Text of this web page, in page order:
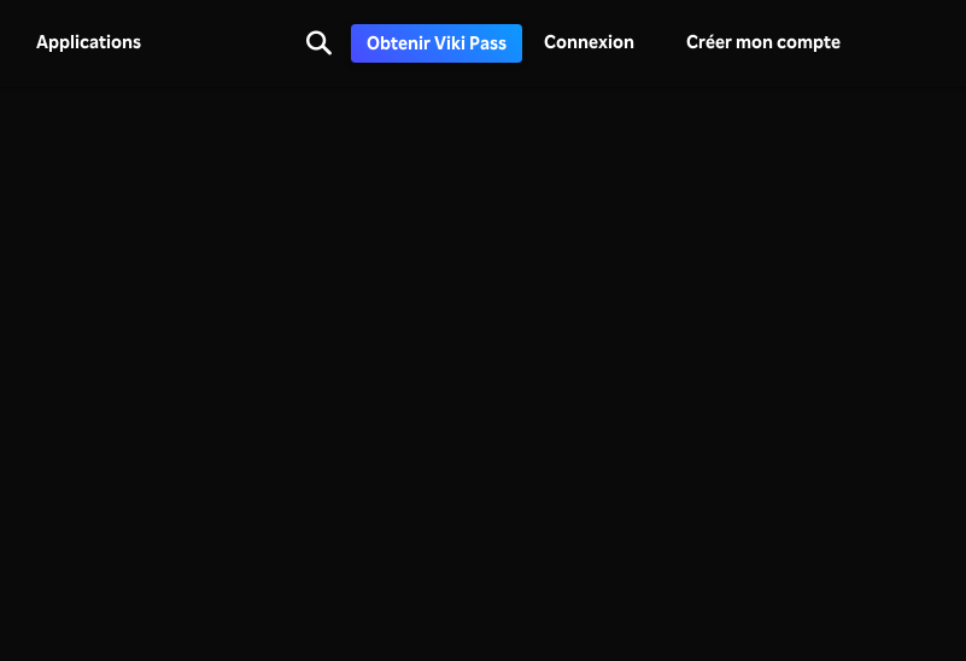
Applications Obtenir Viki Pass Connexion Créer mon compte